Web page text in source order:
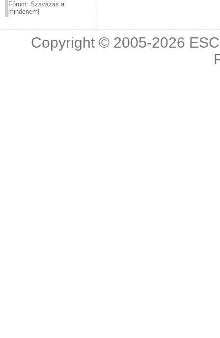
Fórum: Szavazás a
mindenem!
Copyright © 2005-2026